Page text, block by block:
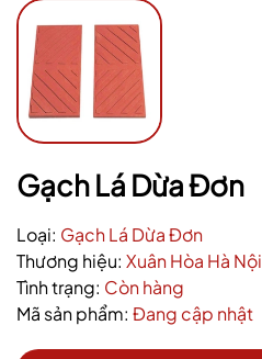
Gạch Lá Dừa Đơn
Loại: Gạch Lá Dừa Đơn
Thương hiệu: Xuân Hòa Hà Nội
Tình trạng: Còn hàng
Mã sản phẩm: Đang cập nhật